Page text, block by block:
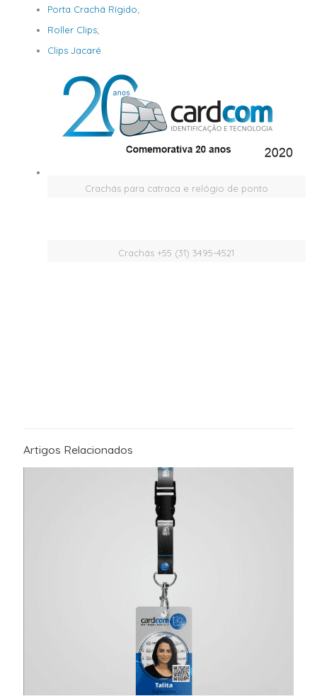
Porta Crachá Rígido;
Roller Clips;
Clips Jacaré
Crachás para catraca e relógio de ponto
Crachás +55 (31) 3495-4521
Artigos Relacionados